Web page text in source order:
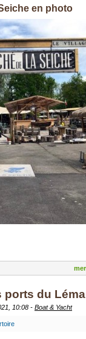
en photo
ports du
10:08 - Boat & Yacht